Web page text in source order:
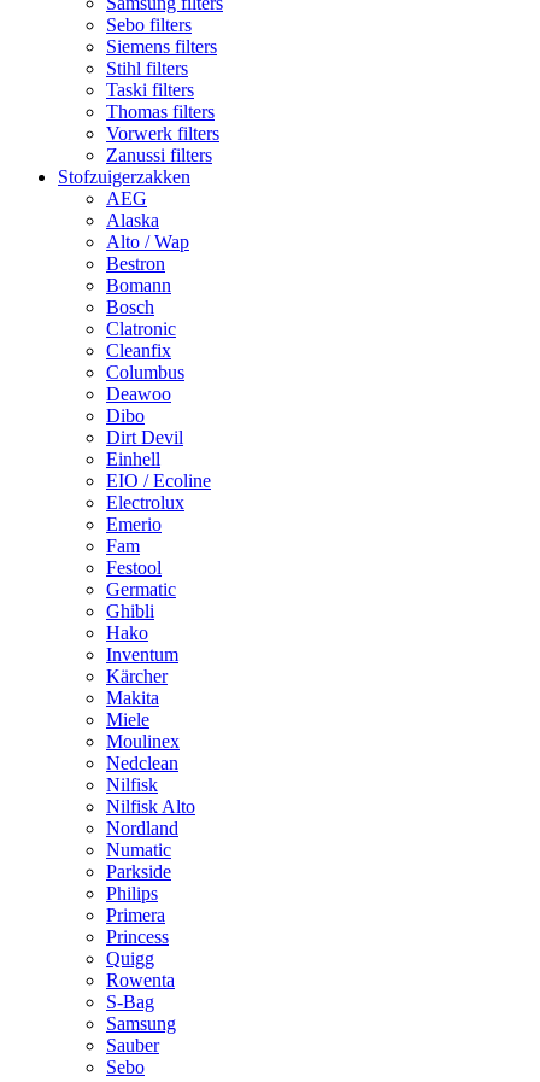
Sebo filters
Siemens filters
Stihl filters
Taski filters
Thomas filters
Vorwerk filters
Zanussi filters
Stofzuigerzakken
AEG
Alaska
Alto / Wap
Bestron
Bomann
Bosch
Clatronic
Cleanfix
Columbus
Deawoo
Dibo
Dirt Devil
Einhell
EIO / Ecoline
Electrolux
Emerio
Fam
Festool
Germatic
Ghibli
Hako
Inventum
Kärcher
Makita
Miele
Moulinex
Nedclean
Nilfisk
Nilfisk Alto
Nordland
Numatic
Parkside
Philips
Primera
Princess
Quigg
Rowenta
S-Bag
Samsung
Sauber
Sebo